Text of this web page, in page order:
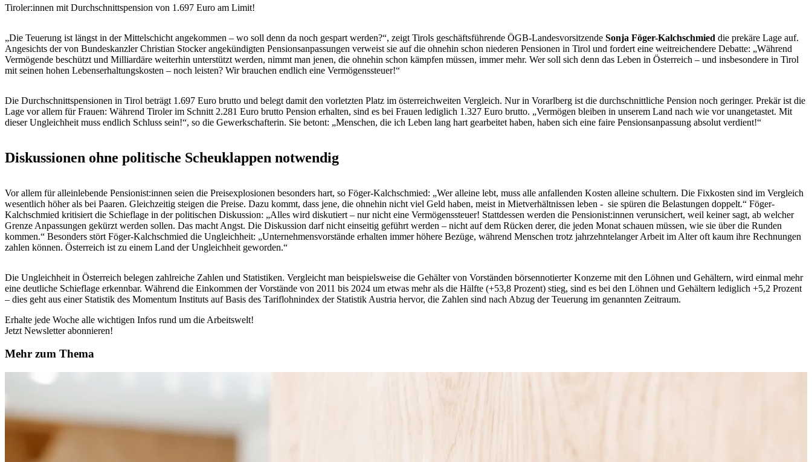
Tiroler:innen mit Durchschnittspension von 1.697 Euro am Limit!
„Die Teuerung ist längst in der Mittelschicht angekommen – wo soll denn da noch gespart werden?“, zeigt Tirols geschäftsführende ÖGB-Landesvorsitzende Sonja Föger-Kalchschmied die prekäre Lage auf.
Angesichts der von Bundeskanzler Christian Stocker angekündigten Pensionsanpassungen verweist sie auf die ohnehin schon niederen Pensionen in Tirol und fordert eine weitreichendere Debatte: „Während
Vermögende beschützt und Milliardäre weiterhin unterstützt werden, nimmt man jenen, die ohnehin schon kämpfen müssen, immer mehr. Wer soll sich denn das Leben in Österreich – und insbesondere in Tirol
mit seinen hohen Lebenserhaltungskosten – noch leisten? Wir brauchen endlich eine Vermögenssteuer!“
Die Durchschnittspensionen in Tirol beträgt 1.697 Euro brutto und belegt damit den vorletzten Platz im österreichweiten Vergleich. Nur in Vorarlberg ist die durchschnittliche Pension noch geringer. Prekär ist die
Lage vor allem für Frauen: Während Tiroler im Schnitt 2.281 Euro brutto Pension erhalten, sind es bei Frauen lediglich 1.327 Euro brutto. „Vermögen bleiben in unserem Land nach wie vor unangetastet. Mit
dieser Ungleichheit muss endlich Schluss sein!“, so die Gewerkschafterin. Sie betont: „Menschen, die ich Leben lang hart gearbeitet haben, haben sich eine faire Pensionsanpassung absolut verdient!“
Diskussionen ohne politische Scheuklappen notwendig
Vor allem für alleinlebende Pensionist:innen seien die Preisexplosionen besonders hart, so Föger-Kalchschmied: „Wer alleine lebt, muss alle anfallenden Kosten alleine schultern. Die Fixkosten sind im Vergleich
wesentlich höher als bei Paaren. Gleichzeitig steigen die Preise. Dazu kommt, dass jene, die ohnehin nicht viel Geld haben, meist in Mietverhältnissen leben - sie spüren die Belastungen doppelt.“ Föger-
Kalchschmied kritisiert die Schieflage in der politischen Diskussion: „Alles wird diskutiert – nur nicht eine Vermögenssteuer! Stattdessen werden die Pensionist:innen verunsichert, weil keiner sagt, ab welcher
Grenze Anpassungen gekürzt werden sollen. Das macht Angst. Die Diskussion darf nicht einseitig geführt werden – nicht auf dem Rücken derer, die jeden Monat schauen müssen, wie sie über die Runden
kommen.“ Besonders stört Föger-Kalchschmied die Ungleichheit: „Unternehmensvorstände erhalten immer höhere Bezüge, während Menschen trotz jahrzehntelanger Arbeit im Alter oft kaum ihre Rechnungen
zahlen können. Österreich ist zu einem Land der Ungleichheit geworden.“
Die Ungleichheit in Österreich belegen zahlreiche Zahlen und Statistiken. Vergleicht man beispielsweise die Gehälter von Vorständen börsennotierter Konzerne mit den Löhnen und Gehältern, wird einmal mehr
eine deutliche Schieflage erkennbar. Während die Einkommen der Vorstände von 2011 bis 2024 um etwas mehr als die Hälfte (+53,8 Prozent) stieg, sind es bei den Löhnen und Gehältern lediglich +5,2 Prozent
– dies geht aus einer Statistik des Momentum Instituts auf Basis des Tariflohnindex der Statistik Austria hervor, die Zahlen sind nach Abzug der Teuerung im genannten Zeitraum.
Erhalte jede Woche alle wichtigen Infos rund um die Arbeitswelt!
Jetzt Newsletter abonnieren!
Mehr zum Thema